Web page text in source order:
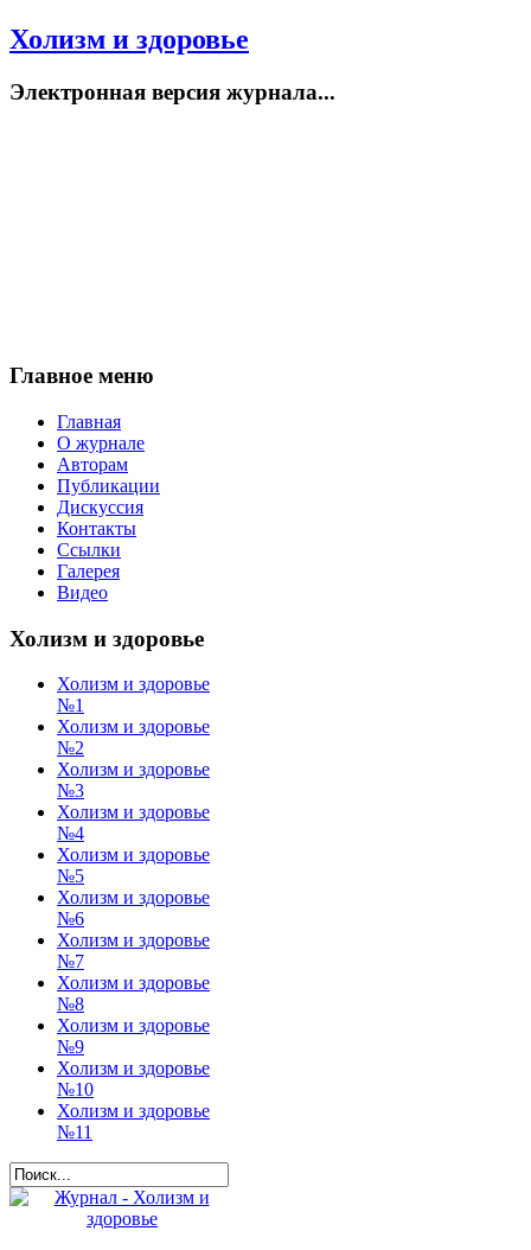
Холизм и здоровье
Электронная версия журнала...
Главное меню
Главная
О журнале
Авторам
Публикации
Дискуссия
Контакты
Ссылки
Галерея
Видео
Холизм и здоровье
Холизм и здоровье
№1
Холизм и здоровье
№2
Холизм и здоровье
№3
Холизм и здоровье
№4
Холизм и здоровье
№5
Холизм и здоровье
№6
Холизм и здоровье
№7
Холизм и здоровье
№8
Холизм и здоровье
№9
Холизм и здоровье
№10
Холизм и здоровье
№11